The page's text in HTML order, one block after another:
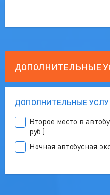
ДОПОЛНИТЕЛЬНЫЕ
ДОПОЛНИТЕЛЬНЫЕ
Второе место в
руб.)
Ночная автобусная